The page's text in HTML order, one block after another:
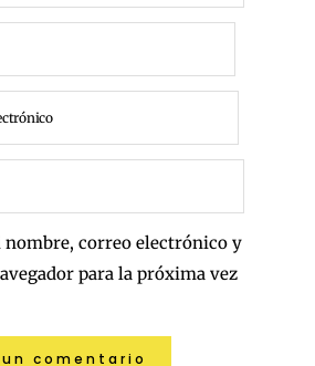
nombre, correo electrónico y
para la próxima vez